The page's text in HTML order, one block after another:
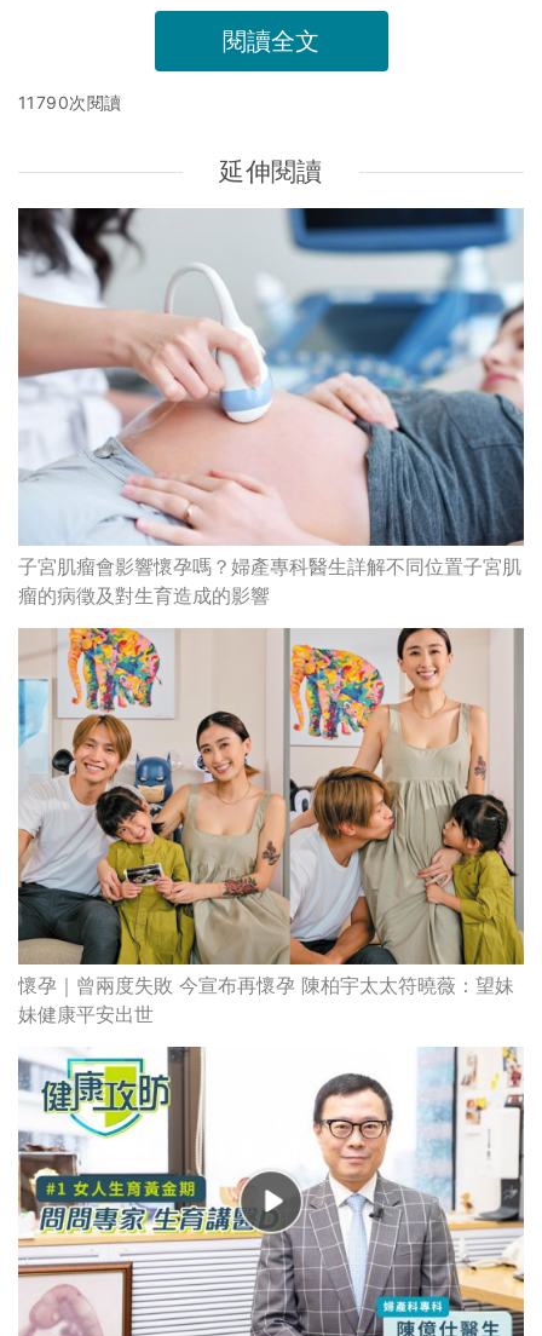
閱讀全文
11790次閱讀
延伸閱讀
子宮肌瘤會影響懷孕嗎？婦產專科醫生詳解不同位置子宮肌
瘤的病徵及對生育造成的影響
懷孕｜曾兩度失敗 今宣布再懷孕 陳柏宇太太符曉薇：望妹
妹健康平安出世